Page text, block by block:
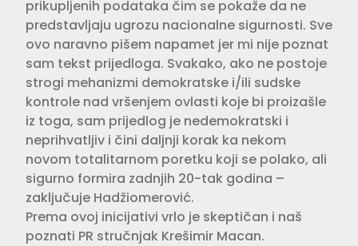
prikupljenih podataka čim se pokaže da ne
predstavljaju ugrozu nacionalne sigurnosti. Sve
ovo naravno pišem napamet jer mi nije poznat
sam tekst prijedloga. Svakako, ako ne postoje
strogi mehanizmi demokratske i/ili sudske
kontrole nad vršenjem ovlasti koje bi proizašle
iz toga, sam prijedlog je nedemokratski i
neprihvatljiv i čini daljnji korak ka nekom
novom totalitarnom poretku koji se polako, ali
sigurno formira zadnjih 20-tak godina –
zaključuje Hadžiomerović.
Prema ovoj inicijativi vrlo je skeptičan i naš
poznati PR stručnjak Krešimir Macan.